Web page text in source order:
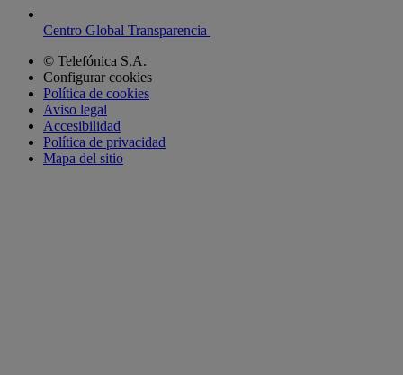
Centro Global Transparencia
© Telefónica S.A.
Configurar cookies
Política de cookies
Aviso legal
Accesibilidad
Política de privacidad
Mapa del sitio